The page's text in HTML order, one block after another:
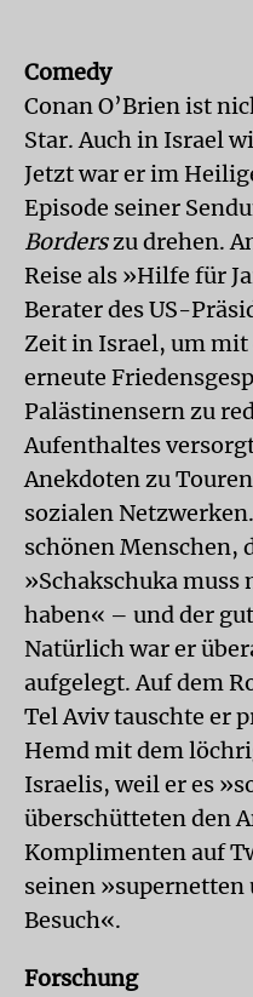
Comedy
Conan O’Brien ist
Star. Auch in Israel
Jetzt war er im
Episode seiner
Borderszu drehen.
Reise als »Hilfe für
Berater des US-
Zeit in Israel, um mit
erneute
Palästinensern zu
Aufenthaltes
Anekdoten zu
sozialen
schönen Menschen,
»Schakschuka
haben« – und der
Natürlich war er
aufgelegt. Auf dem
Tel Aviv tauschte er
Hemd mit dem
Israelis, weil er es
überschütteten den
Komplimenten auf
seinen
Besuch«.
Forschung